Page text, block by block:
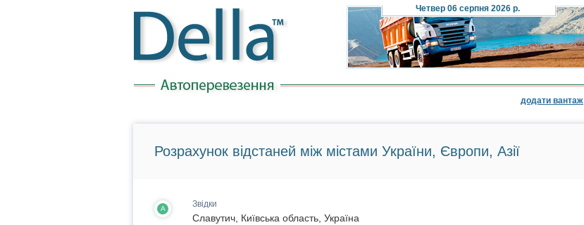
Четвер 06 серпня 2026 р.
додати вантаж
Розрахунок відстаней між містами України, Європи, Азії
A Звідки